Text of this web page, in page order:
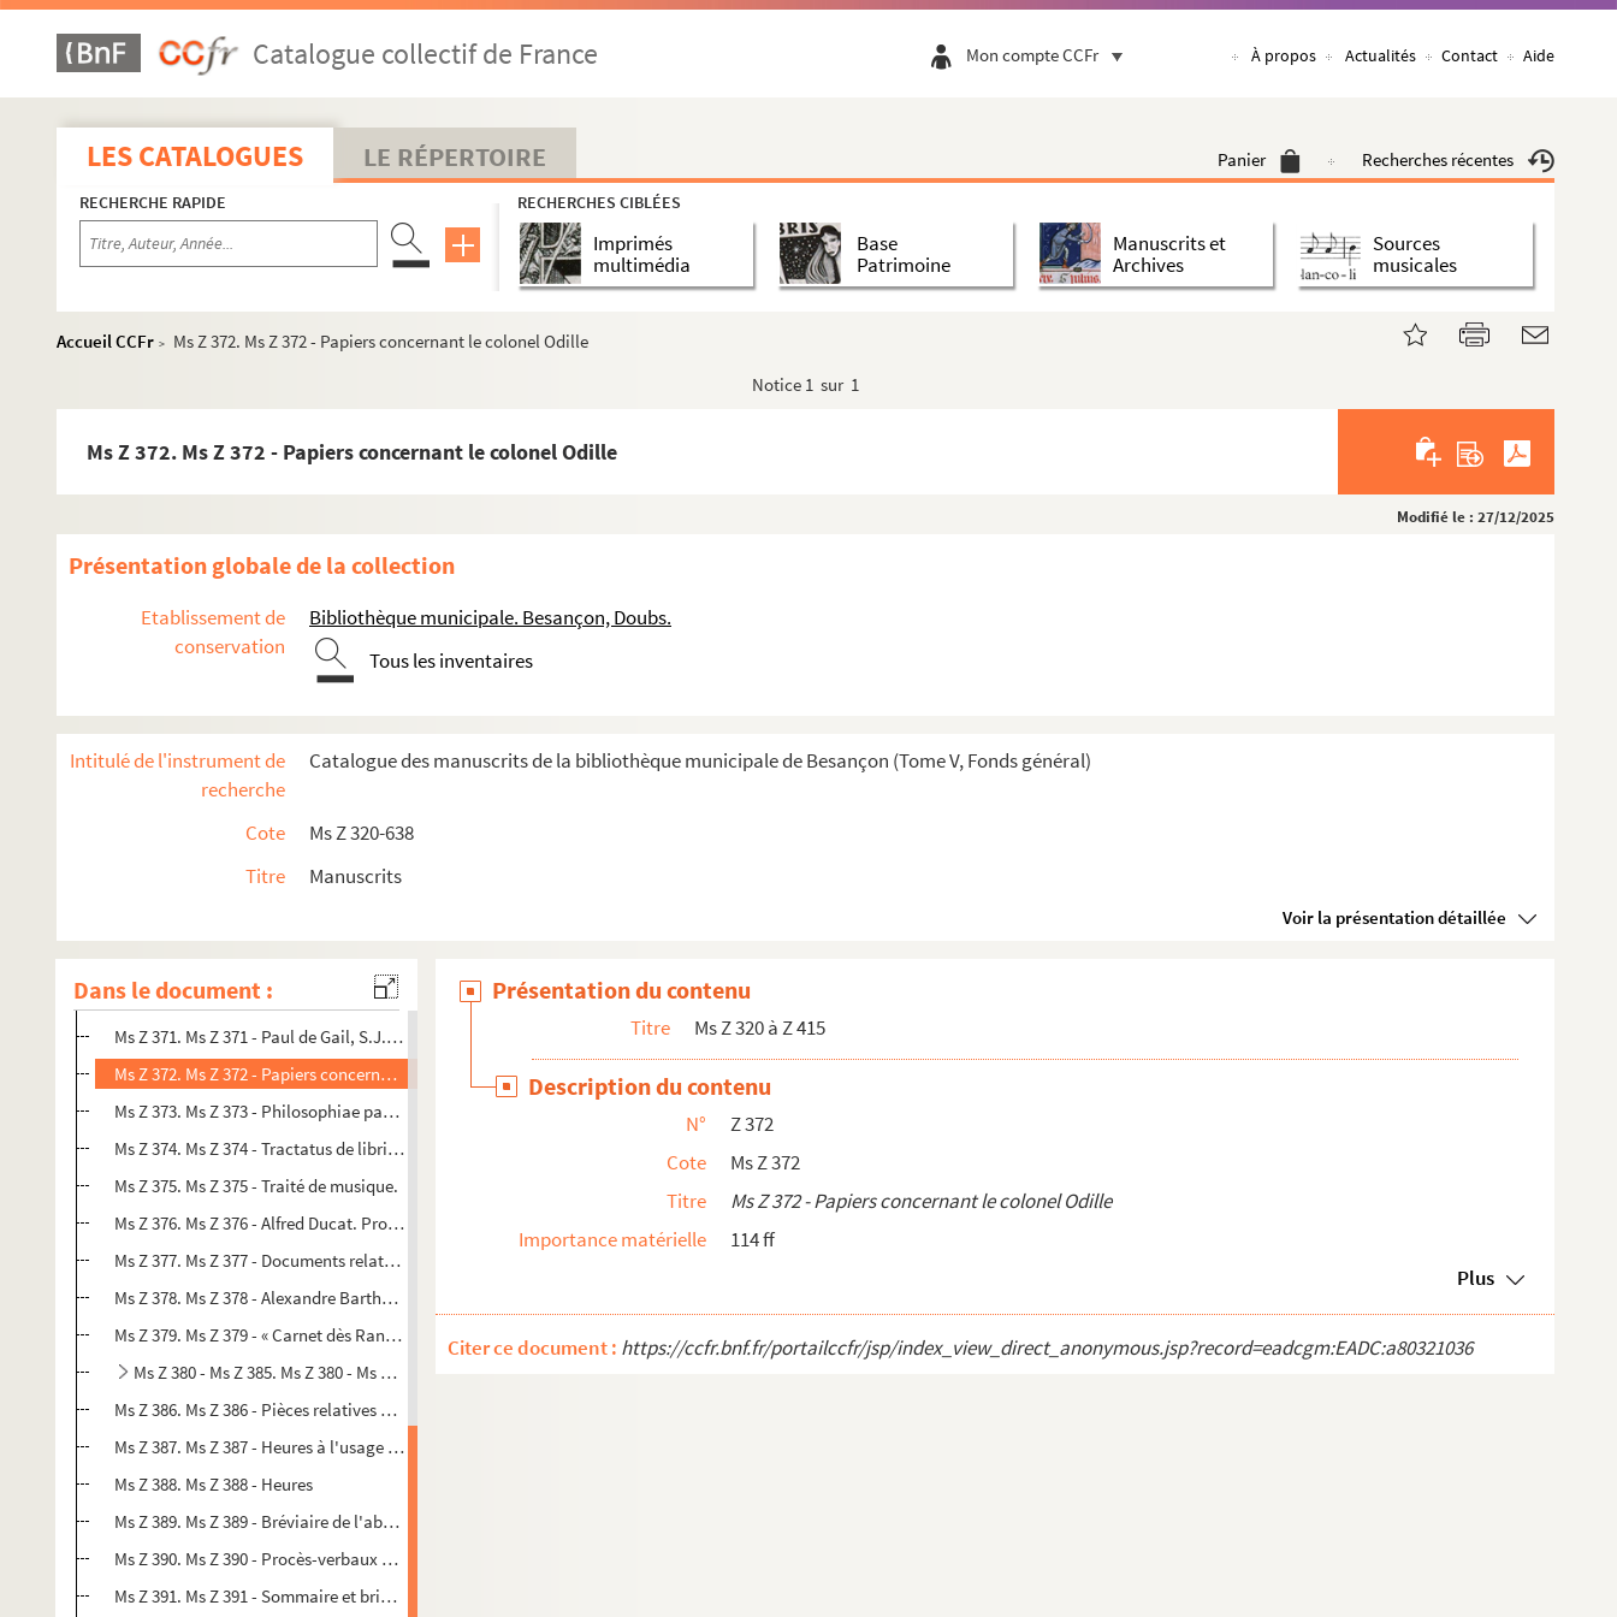
Catalogue collectif de France Mon compte CCFr À propos Actualités Contact Aide
LES CATALOGUES LE RÉPERTOIRE Panier Recherches récentes
RECHERCHE RAPIDE RECHERCHES CIBLÉES
Imprimés
multimédia
Base
Patrimoine
Manuscrits et
Archives
Sources
musicales
Accueil CCFr >
Ms Z 372. Ms Z 372 - Papiers concernant le colonel Odille
Notice 1 sur 1
Ms Z 372. Ms Z 372 - Papiers concernant le colonel Odille
Modifié le : 27/12/2025
Présentation globale de la collection
Etablissement de
conservation
Bibliothèque municipale. Besançon, Doubs.
Tous les inventaires
Intitulé de l'instrument de
recherche
Catalogue des manuscrits de la bibliothèque municipale de Besançon (Tome V, Fonds général)
Cote
Ms Z 320-638
Titre
Manuscrits
Voir la présentation détaillée
Dans le document :
Ms Z 344. Ms Z 344 - Emile Louis Vernier. Album de dessins.
Ms Z 345. Ms Z 345 - Histoire des divisions intestines des chanoines de l'église métropolitaine de Besançon d...
Ms Z 346. Ms Z 346 - Archives de l'entreprise Hugue, négociants à Dole. 1747-1820
Ms Z 347. Ms Z 347 - Denys Coutagne. La mosaïque de Déméter.
Ms Z 348. Ms Z 348 - Décrets de l'Assemblée nationale depuis 1789.
Ms Z 349. Ms Z 349 - Etat liquidatif de la succession de Mlle Marguerite Thénard, par Me Louis Houdard, notai...
Ms Z 350. Ms Z 350 - Notes sur la guerre russo-japonaise (1904-1905.)
Ms Z 351. Ms Z 351 - Camille Vuillame. Deuxième cycle des Extraits de guerre.
Ms Z 355. Ms Z 355 - Extraits de presse : articles divers à valeur morale. 1854-1860.
Ms Z 358. Ms Z 358 - Lieutenant-colonel Robert Dutriez. Note sur le général Morand.
Ms Z 360. Ms Z 360 - Roger Marlin. Survol rétrospectif d'un demi-siècle d'histoire politique comtoise.
Ms Z 361. Ms Z 361 - Cours de philosophie
Ms Z 363. Ms Z 363 - Documents comtois divers.
Ms Z 364. Ms Z 364 - Livre de comptes d'un cultivateur franc-comtois. 1811-1832.
Ms Z 367. Ms Z 367 - Albert Dreyfuss. Dictionnaire des abréviations modernes.
Ms Z 369. Ms Z 369 - Papiers de Monsieur Champin.
Ms Z 370. Ms Z 370 - Papiers concernant un soldat bisontin, François Martin de Montmahout.
Ms Z 371. Ms Z 371 - Paul de Gail, S.J. Le suaire de Besançon devant le linceul du Christ : curieuse histoire...
Ms Z 372. Ms Z 372 - Papiers concernant le colonel Odille
Ms Z 373. Ms Z 373 - Philosophiae pars 3a. Ethica
Ms Z 374. Ms Z 374 - Tractatus de libris sacris
Ms Z 375. Ms Z 375 - Traité de musique.
Ms Z 376. Ms Z 376 - Alfred Ducat. Projet de construction d'une fontaine à Besançon.
Ms Z 377. Ms Z 377 - Documents relatifs à la franc-maçonnerie en Franche-Comté.
Ms Z 378. Ms Z 378 - Alexandre Barthelet. Recherches historiques sur la commune de Larivière.
Ms Z 379. Ms Z 379 - « Carnet dès Rante apartenan a honorable Deny Mercier de Moustier... ».
Ms Z 380 - Ms Z 385. Ms Z 380 - Ms Z 385 - Chanoine Claude-Bénigne-Marie Dartois. Textes et correspondance.
Ms Z 386. Ms Z 386 - Pièces relatives à l'abbé Claude-François Galmiche, curé de Dampierre-sur-Linotte, fusil...
Ms Z 387. Ms Z 387 - Heures à l'usage de Besançon.
Ms Z 388. Ms Z 388 - Heures
Ms Z 389. Ms Z 389 - Bréviaire de l'abbaye cistercienne de La Charité
Ms Z 390. Ms Z 390 - Procès-verbaux de délimitation des bailliages d'Yverdon, de Romain-Motier et de Nyon, dé...
Ms Z 391. Ms Z 391 - Sommaire et briève description de la naissance et commencement de l'établissement des vé...
Présentation du contenu
Titre Ms Z 320 à Z 415
Description du contenu
N°
Z 372
Cote
Ms Z 372
Titre
Ms Z 372 - Papiers concernant le colonel Odille
Importance matérielle
114 ff
Plus
Citer ce document : https://ccfr.bnf.fr/portailccfr/jsp/index_view_direct_anonymous.jsp?record=eadcgm:EADC:a80321036